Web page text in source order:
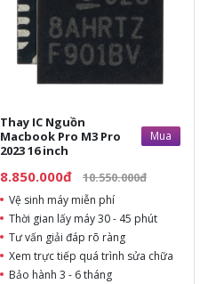
Thay IC Nguồn
Macbook Pro M3 Pro
2023 16 inch
Mua
8.850.000đ 10.550.000đ
Vệ sinh máy miễn phí
Thời gian lấy máy 30 - 45 phút
Tư vấn giải đáp rõ ràng
Xem trực tiếp quá trình sửa chữa
Bảo hành 3 - 6 tháng